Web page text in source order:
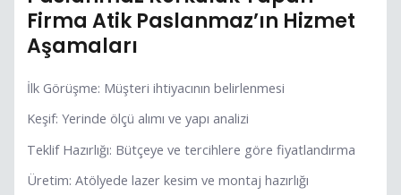
Firma Atik Paslanmaz’ın Hizmet
Aşamaları
İlk Görüşme: Müşteri ihtiyacının belirlenmesi
Keşif: Yerinde ölçü alımı ve yapı analizi
Teklif Hazırlığı: Bütçeye ve tercihlere göre fiyatlandırma
Üretim: Atölyede lazer kesim ve montaj hazırlığı